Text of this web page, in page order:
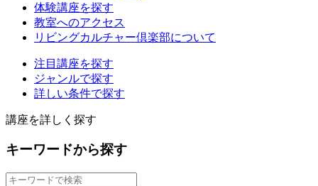
体験講座を探す
教室へのアクセス
リビングカルチャー倶楽部について
注目講座を探す
ジャンルで探す
詳しい条件で探す
講座を詳しく探す
キーワードから探す